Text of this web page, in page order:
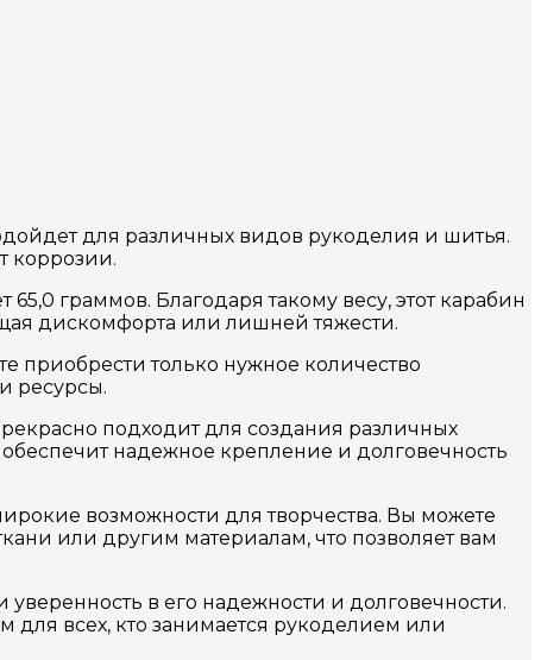
для различных видов рукоделия и шитья.
коррозии.
граммов. Благодаря такому весу, этот карабин
дискомфорта или лишней тяжести.
приобрести только нужное количество
ресурсы.
подходит для создания различных
надежное крепление и долговечность
возможности для творчества. Вы можете
или другим материалам, что позволяет вам
в его надежности и долговечности.
для всех, кто занимается рукоделием или